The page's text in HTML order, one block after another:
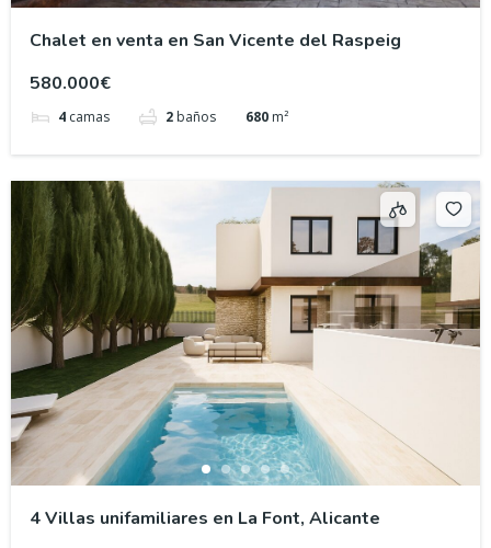
Chalet en venta en San Vicente del Raspeig
580.000€
4 camas 2 baños 680 m²
4 Villas unifamiliares en La Font, Alicante